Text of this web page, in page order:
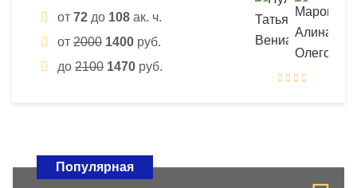
от 72 до 108 ак. ч.
от 2000 1400 руб.
до 2100 1470 руб.
Популярная